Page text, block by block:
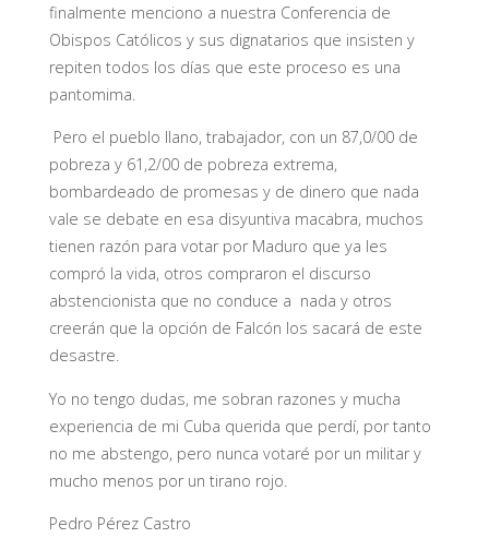
finalmente menciono a nuestra Conferencia de
Obispos Católicos y sus dignatarios que insisten y
repiten todos los días que este proceso es una
pantomima.
Pero el pueblo llano, trabajador, con un 87,0/00 de
pobreza y 61,2/00 de pobreza extrema,
bombardeado de promesas y de dinero que nada
vale se debate en esa disyuntiva macabra, muchos
tienen razón para votar por Maduro que ya les
compró la vida, otros compraron el discurso
abstencionista que no conduce a nada y otros
creerán que la opción de Falcón los sacará de este
desastre.
Yo no tengo dudas, me sobran razones y mucha
experiencia de mi Cuba querida que perdí, por tanto
no me abstengo, pero nunca votaré por un militar y
mucho menos por un tirano rojo.
Pedro Pérez Castro